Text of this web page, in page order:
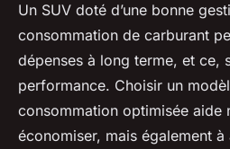
Un SUV doté d’une bonne
consommation de carburant
dépenses à long terme, et ce,
performance. Choisir un
consommation optimisée aide
économiser, mais également